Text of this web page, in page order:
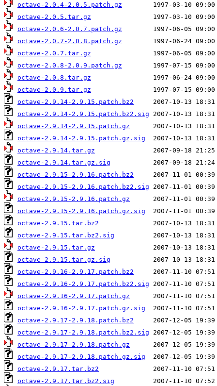
octave-2.0.4-2.0.5.patch.gz
octave-2.0.5.tar.gz
octave-2.0.6-2.0.7.patch.gz
octave-2.0.7-2.0.8.patch.gz
octave-2.0.7.tar.gz
octave-2.0.8-2.0.9.patch.gz
octave-2.0.8.tar.gz
octave-2.0.9.tar.gz
octave-2.9.14-2.9.15.patch.bz2
octave-2.9.14-2.9.15.patch.bz2.sig
octave-2.9.14-2.9.15.patch.gz
octave-2.9.14-2.9.15.patch.gz.sig
octave-2.9.14.tar.gz
octave-2.9.14.tar.gz.sig
octave-2.9.15-2.9.16.patch.bz2
octave-2.9.15-2.9.16.patch.bz2.sig
octave-2.9.15-2.9.16.patch.gz
octave-2.9.15-2.9.16.patch.gz.sig
octave-2.9.15.tar.bz2
octave-2.9.15.tar.bz2.sig
octave-2.9.15.tar.gz
octave-2.9.15.tar.gz.sig
octave-2.9.16-2.9.17.patch.bz2
octave-2.9.16-2.9.17.patch.bz2.sig
octave-2.9.16-2.9.17.patch.gz
octave-2.9.16-2.9.17.patch.gz.sig
octave-2.9.17-2.9.18.patch.bz2
octave-2.9.17-2.9.18.patch.bz2.sig
octave-2.9.17-2.9.18.patch.gz
octave-2.9.17-2.9.18.patch.gz.sig
octave-2.9.17.tar.bz2
octave-2.9.17.tar.bz2.sig